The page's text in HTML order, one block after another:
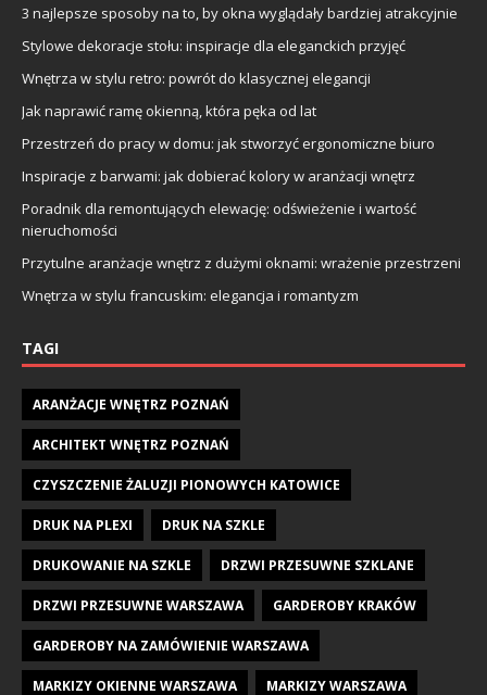
3 najlepsze sposoby na to, by okna wyglądały bardziej atrakcyjnie
Stylowe dekoracje stołu: inspiracje dla eleganckich przyjęć
Wnętrza w stylu retro: powrót do klasycznej elegancji
Jak naprawić ramę okienną, która pęka od lat
Przestrzeń do pracy w domu: jak stworzyć ergonomiczne biuro
Inspiracje z barwami: jak dobierać kolory w aranżacji wnętrz
Poradnik dla remontujących elewację: odświeżenie i wartość
nieruchomości
Przytulne aranżacje wnętrz z dużymi oknami: wrażenie przestrzeni
Wnętrza w stylu francuskim: elegancja i romantyzm
TAGI
ARANŻACJE WNĘTRZ POZNAŃ
ARCHITEKT WNĘTRZ POZNAŃ
CZYSZCZENIE ŻALUZJI PIONOWYCH KATOWICE
DRUK NA PLEXI DRUK NA SZKLE
DRUKOWANIE NA SZKLE DRZWI PRZESUWNE SZKLANE
DRZWI PRZESUWNE WARSZAWA GARDEROBY KRAKÓW
GARDEROBY NA ZAMÓWIENIE WARSZAWA
MARKIZY OKIENNE WARSZAWA MARKIZY WARSZAWA